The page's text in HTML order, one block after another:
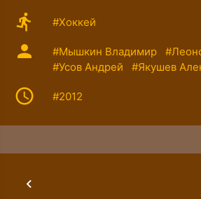
#Хоккей
#Мышкин Владимир
#Усов Андрей
#Якушев
#2012